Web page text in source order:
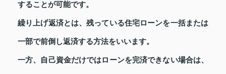
することが可能です。
繰り上げ返済とは、残っている住宅ローンを一括または
一部で前倒し返済する方法をいいます。
一方、自己資金だけではローンを完済できない場合は、